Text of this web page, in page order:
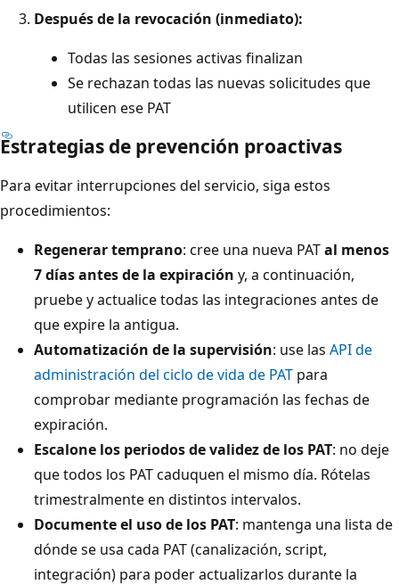
Después de la revocación (inmediato):
Todas las sesiones activas finalizan
Se rechazan todas las nuevas solicitudes que
utilicen ese PAT
Estrategias de prevención proactivas
Para evitar interrupciones del servicio, siga estos
procedimientos:
Regenerar temprano: cree una nueva PATal menos
7 días antes de la expiración y, a continuación,
pruebe y actualice todas las integraciones antes de
que expire la antigua.
Automatización de la supervisión: use las API de
administración del ciclo de vida de PAT para
comprobar mediante programación las fechas de
expiración.
Escalone los periodos de validez de los PAT: no deje
que todos los PAT caduquen el mismo día. Rótelas
trimestralmente en distintos intervalos.
Documente el uso de los PAT: mantenga una lista de
dónde se usa cada PAT (canalización, script,
integración) para poder actualizarlos durante la